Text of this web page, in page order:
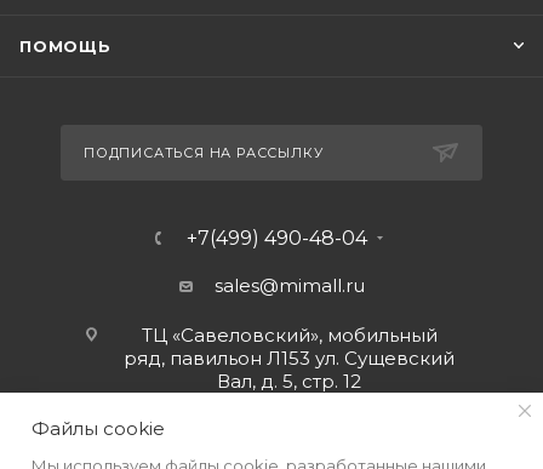
ПОМОЩЬ
ПОДПИСАТЬСЯ НА РАССЫЛКУ
+7(499) 490-48-04
sales@mimall.ru
ТЦ «Савеловский», мобильный
ряд, павильон Л153 ул. Сущевский
Вал, д. 5, стр. 12
Файлы cookie